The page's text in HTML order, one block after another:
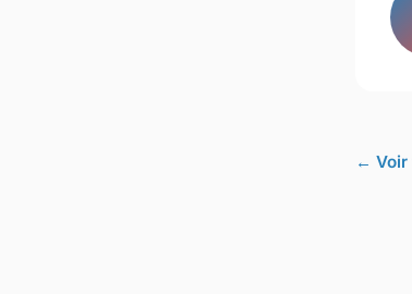
← Voir